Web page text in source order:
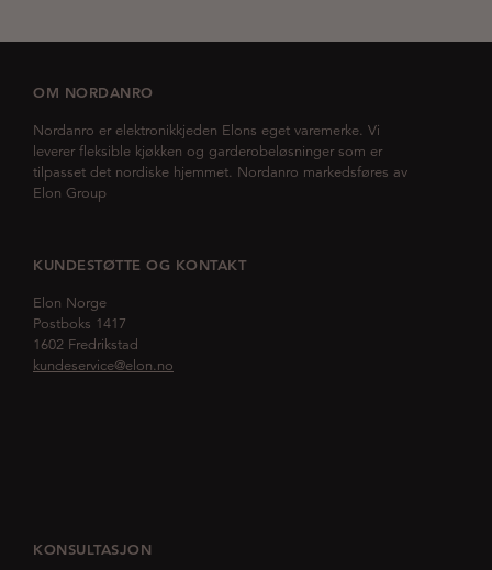
OM NORDANRO
Nordanro er elektronikkjeden Elons eget varemerke. Vi
leverer fleksible kjøkken og garderobeløsninger som er
tilpasset det nordiske hjemmet. Nordanro markedsføres av
Elon Group
KUNDESTØTTE OG KONTAKT
Elon Norge
Postboks 1417
1602 Fredrikstad
kundeservice@elon.no
KONSULTASJON